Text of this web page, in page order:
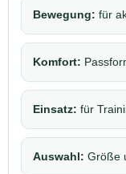
Bewegung: für
Komfort:
Einsatz: für
Auswahl: Größe